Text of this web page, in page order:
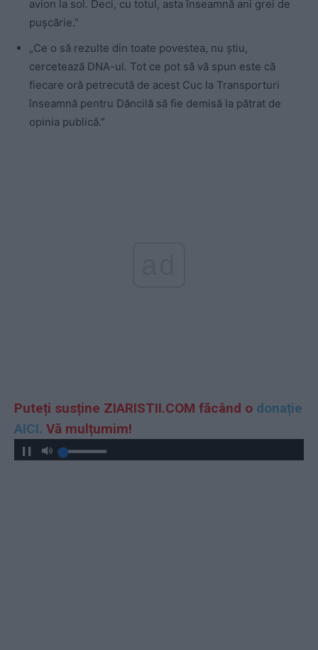
avion la sol. Deci, cu totul, asta înseamnă ani grei de
puşcărie.”
„Ce o să rezulte din toate povestea, nu ştiu,
cercetează DNA-ul. Tot ce pot să vă spun este că
fiecare oră petrecută de acest Cuc la Transporturi
înseamnă pentru Dăncilă să fie demisă la pătrat de
opinia publică.”
Puteți susține ZIARISTII.COM făcând o donație
AICI. Vă mulțumim!